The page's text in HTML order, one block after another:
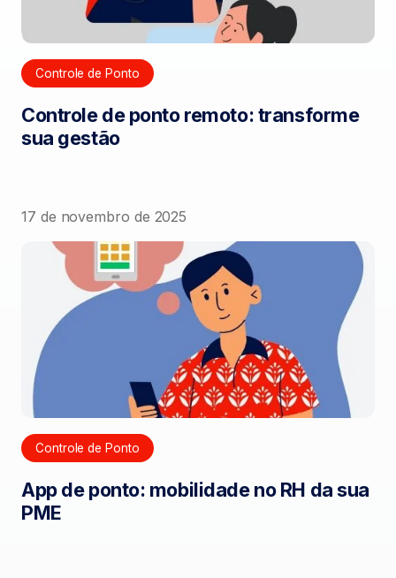
Controle de Ponto
Controle de ponto remoto: transforme
sua gestão
17 de novembro de 2025
Controle de Ponto
App de ponto: mobilidade no RH da sua
PME